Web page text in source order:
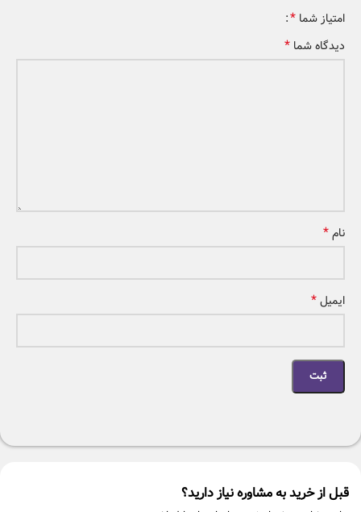
امتیاز شما *
دیدگاه شما *
نام*
ایمیل*
قبل از خرید به مشاوره نیاز دارید؟